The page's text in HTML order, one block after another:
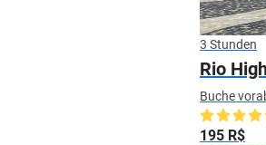
3 Stunden
Rio
Buche
195 R$